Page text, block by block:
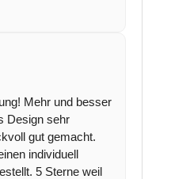
Mehr und besser
Design sehr
gut gemacht.
individuell
5 Sterne weil